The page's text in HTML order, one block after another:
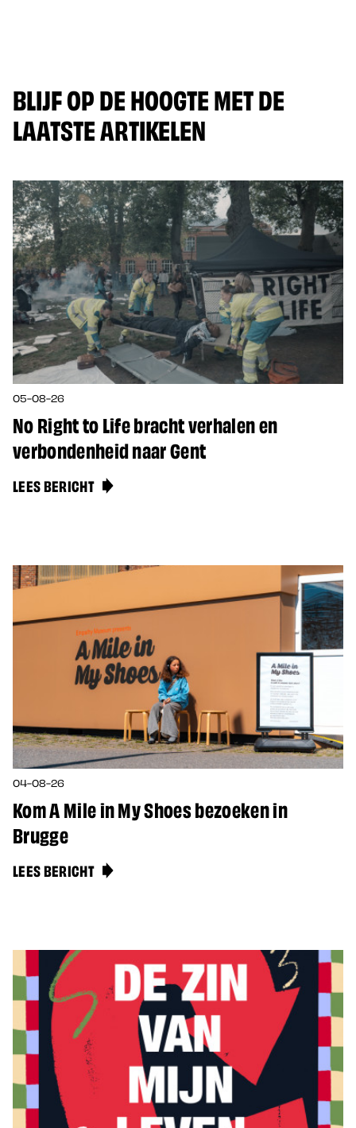
BLIJF OP DE HOOGTE MET DE
LAATSTE ARTIKELEN
05-08-26
No Right to Life bracht verhalen en
verbondenheid naar Gent
LEES BERICHT
04-08-26
Kom A Mile in My Shoes bezoeken in
Brugge
LEES BERICHT